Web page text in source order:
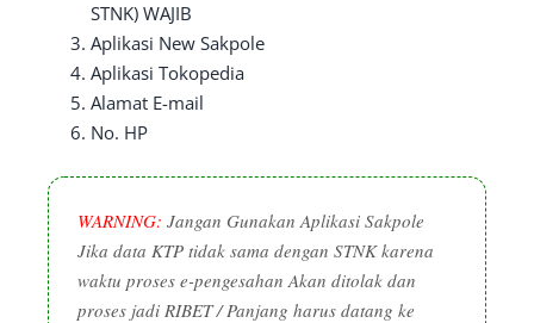
STNK) WAJIB
Aplikasi New Sakpole
Aplikasi Tokopedia
Alamat E-mail
No. HP
WARNING: Jangan Gunakan Aplikasi Sakpole
Jika data KTP tidak sama dengan STNK karena
waktu proses e-pengesahan Akan ditolak dan
proses jadi RIBET / Panjang harus datang ke